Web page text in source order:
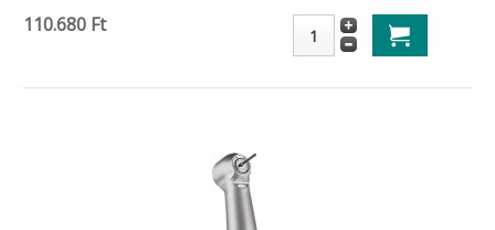
110.680 Ft